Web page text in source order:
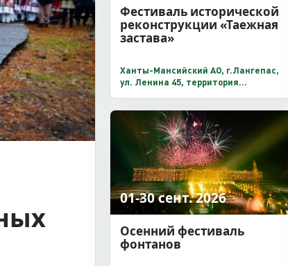
Фестиваль исторической
реконструкции «Таежная
застава»
Ханты-Мансийский АО, г.Лангепас,
ул. Ленина 45, территория
01-30 сент. 2026
Осенний фестиваль
фонтанов